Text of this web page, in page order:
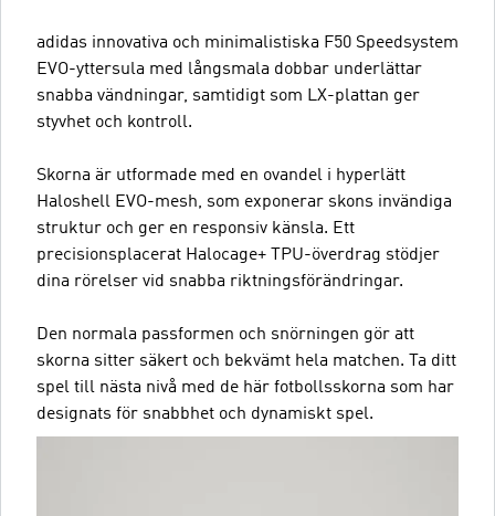
adidas innovativa och minimalistiska F50 Speedsystem
EVO-yttersula med långsmala dobbar underlättar
snabba vändningar, samtidigt som LX-plattan ger
styvhet och kontroll.
Skorna är utformade med en ovandel i hyperlätt
Haloshell EVO-mesh, som exponerar skons invändiga
struktur och ger en responsiv känsla. Ett
precisionsplacerat Halocage+ TPU-överdrag stödjer
dina rörelser vid snabba riktningsförändringar.
Den normala passformen och snörningen gör att
skorna sitter säkert och bekvämt hela matchen. Ta ditt
spel till nästa nivå med de här fotbollsskorna som har
designats för snabbhet och dynamiskt spel.